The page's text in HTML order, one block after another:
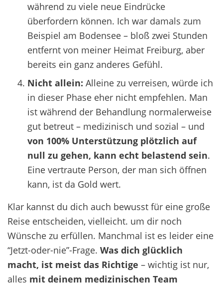
während zu viele neue Eindrücke
überfordern können. Ich war damals zum
Beispiel am Bodensee – bloß zwei Stunden
entfernt von meiner Heimat Freiburg, aber
bereits ein ganz anderes Gefühl.
Nicht allein: Alleine zu verreisen, würde ich
in dieser Phase eher nicht empfehlen. Man
ist während der Behandlung normalerweise
gut betreut – medizinisch und sozial – und
von 100% Unterstützung plötzlich auf
null zu gehen, kann echt belastend sein.
Eine vertraute Person, der man sich öffnen
kann, ist da Gold wert.
Klar kannst du dich auch bewusst für eine große
Reise entscheiden, vielleicht. um dir noch
Wünsche zu erfüllen. Manchmal ist es leider eine
“Jetzt-oder-nie”-Frage. Was dich glücklich
macht, ist meist das Richtige – wichtig ist nur,
alles mit deinem medizinischen Team